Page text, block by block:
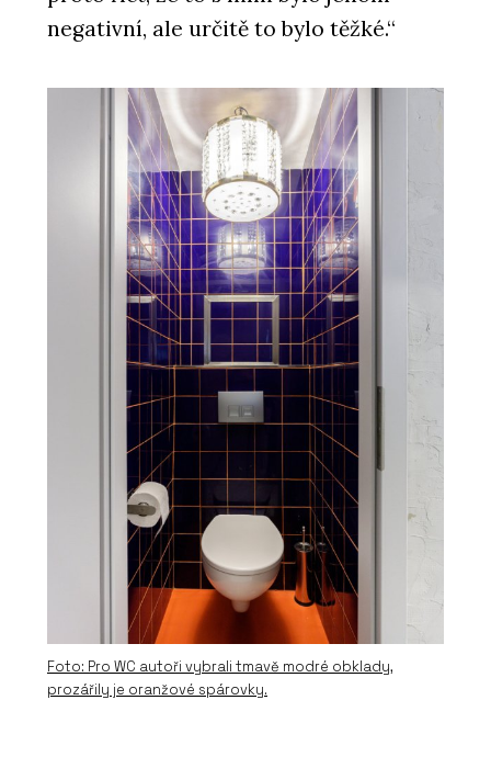
negativní, ale určitě to bylo těžké.“
Foto: Pro WC autoři vybrali tmavě modré obklady,
prozářily je oranžové spárovky.